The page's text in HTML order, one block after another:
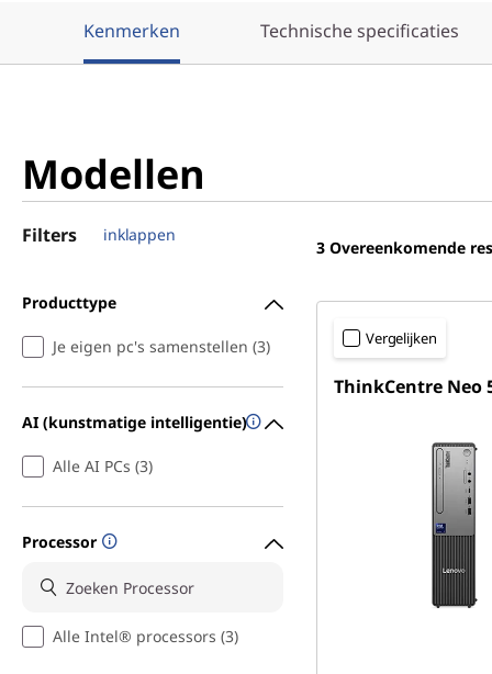
Kenmerken Technische specificaties
Modellen
Filters inklappen
Producttype
Je eigen pc's samenstellen (3)
AI (kunstmatige intelligentie)
Alle AI PCs (3)
Processor
Alle Intel® processors (3)
3 Overeenkomende
Vergelijken
ThinkCentre Neo